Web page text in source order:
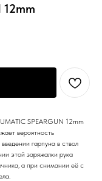
12mm
SPEARGUN 12mm
вероятность
гарпуна в ствол
этой заряжалки рука
а при снимании её с